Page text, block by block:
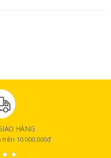
HÀNG
10.000.000đ